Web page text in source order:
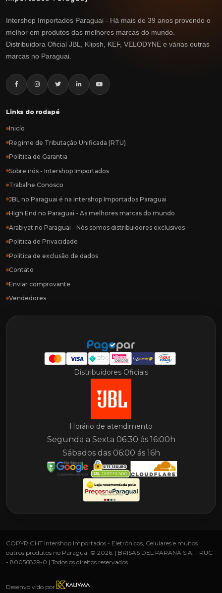
Intershop Importados Paraguai - Há mais de 39 anos provendo o
melhor em produtos das melhores marcas do mundo.
Distribuidora Oficial JBL, Klipsh, KEF, VELODYNE e várias outras
marcas no Paraguai.
Links do rodapé
Inicío
Regime de Tributação Unificada (RTU)
Política de Garantia
Sobre nós - Intershop Importados
Trabalhe Conosco
JBL no Paraguai é na Intershop Importados Paraguai
High End no Paraguai - As melhores marcas do mundo
Arabiyat no Paraguai - Nós somos distribuidores exclusivos
Politica de Privacidade
Política de exclusão de dados
Contato
Enviar comprovante
Vendedores
Distribuidores Oficiais
Horário de atendimento
Segunda a Sexta 06:30 ás 16:00h
Sábados das 06:00 ás 16h
COPYRIGHT Intershop Importados - Eletrônicos, Celulares e muitos
outros produtos no Paraguai © 2026. | BRISAS DEL PARANA S.A. - RUC
- 80056829-0 | Todos os direitos reservados.
Desenvolvido por